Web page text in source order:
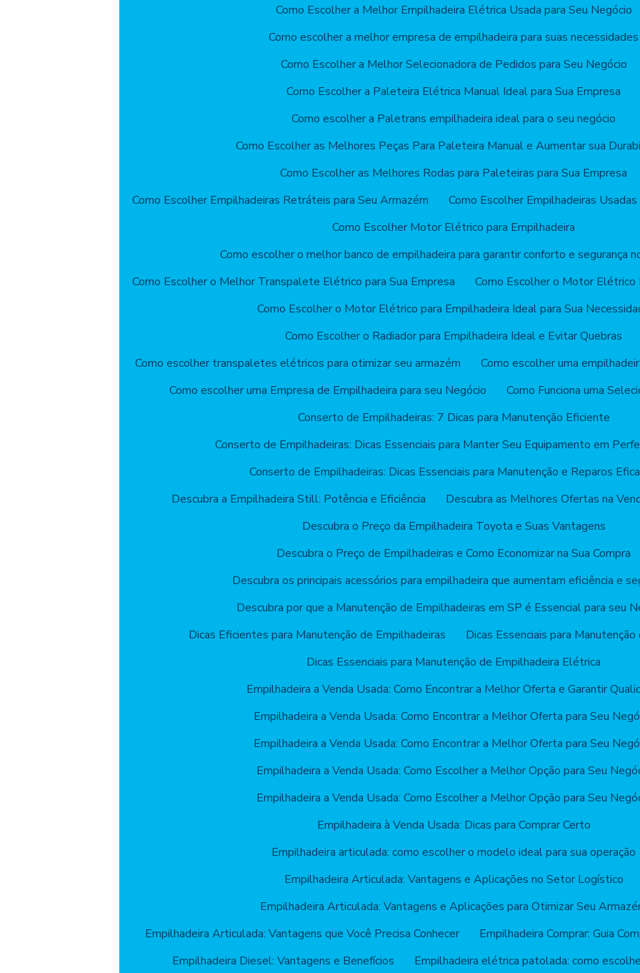
Como Escolher a Melhor Empilhadeira Elétrica Usada para Seu Negócio
Como escolher a melhor empresa de empilhadeira para suas necessidades
Como Escolher a Melhor Selecionadora de Pedidos para Seu Negócio
Como Escolher a Paleteira Elétrica Manual Ideal para Sua Empresa
Como escolher a Paletrans empilhadeira ideal para o seu negócio
Como Escolher as Melhores Peças Para Paleteira Manual e Aumentar sua
Como Escolher as Melhores Rodas para Paleteiras para Sua Empresa
Como Escolher Empilhadeiras Retráteis para Seu Armazém
Como Escolher Empilhadeiras
Como Escolher Motor Elétrico para Empilhadeira
Como escolher o melhor banco de empilhadeira para garantir conforto e segurança
Como Escolher o Melhor Transpalete Elétrico para Sua Empresa
Como Escolher o Motor Elétrico
Como Escolher o Motor Elétrico para Empilhadeira Ideal para Sua
Como Escolher o Radiador para Empilhadeira Ideal e Evitar Quebras
Como escolher transpaletes elétricos para otimizar seu armazém
Como escolher uma
Como escolher uma Empresa de Empilhadeira para seu Negócio
Como Funciona uma
Conserto de Empilhadeiras: 7 Dicas para Manutenção Eficiente
Conserto de Empilhadeiras: Dicas Essenciais para Manter Seu Equipamento em
Conserto de Empilhadeiras: Dicas Essenciais para Manutenção e Reparos
Descubra a Empilhadeira Still: Potência e Eficiência
Descubra as Melhores Ofertas na
Descubra o Preço da Empilhadeira Toyota e Suas Vantagens
Descubra o Preço de Empilhadeiras e Como Economizar na Sua Compra
Descubra os principais acessórios para empilhadeira que aumentam eficiência e
Descubra por que a Manutenção de Empilhadeiras em SP é Essencial para seu
Dicas Eficientes para Manutenção de Empilhadeiras
Dicas Essenciais para
Dicas Essenciais para Manutenção de Empilhadeira Elétrica
Empilhadeira a Venda Usada: Como Encontrar a Melhor Oferta e Garantir
Empilhadeira a Venda Usada: Como Encontrar a Melhor Oferta para Seu
Empilhadeira a Venda Usada: Como Encontrar a Melhor Oferta para Seu
Empilhadeira a Venda Usada: Como Escolher a Melhor Opção para Seu
Empilhadeira a Venda Usada: Como Escolher a Melhor Opção para Seu
Empilhadeira à Venda Usada: Dicas para Comprar Certo
Empilhadeira articulada: como escolher o modelo ideal para sua operação
Empilhadeira Articulada: Vantagens e Aplicações no Setor Logístico
Empilhadeira Articulada: Vantagens e Aplicações para Otimizar Seu
Empilhadeira Articulada: Vantagens que Você Precisa Conhecer
Empilhadeira Comprar: Guia
Empilhadeira Diesel: Vantagens e Benefícios
Empilhadeira elétrica patolada: como